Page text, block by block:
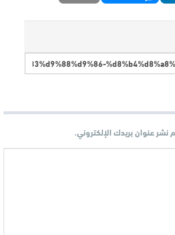
نشر عنوان بريدك الإلكتروني.